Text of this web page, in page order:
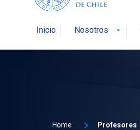
Inicio Nosotros arrow_drop_down
Home Profesores